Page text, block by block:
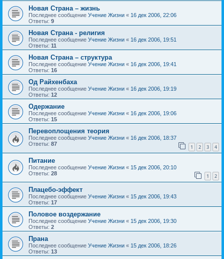
Новая Страна – жизнь
Последнее сообщение Учение Жизни « 16 дек 2006, 22:06
Ответы: 9
Новая Страна - религия
Последнее сообщение Учение Жизни « 16 дек 2006, 19:51
Ответы: 11
Новая Страна – структура
Последнее сообщение Учение Жизни « 16 дек 2006, 19:41
Ответы: 16
Од Райхенбаха
Последнее сообщение Учение Жизни « 16 дек 2006, 19:19
Ответы: 12
Одержание
Последнее сообщение Учение Жизни « 16 дек 2006, 19:06
Ответы: 15
Перевоплощения теория
Последнее сообщение Учение Жизни « 16 дек 2006, 18:37
Ответы: 87 1 2 3 4
Питание
Последнее сообщение Учение Жизни « 15 дек 2006, 20:10
Ответы: 28 1 2
Плацебо-эффект
Последнее сообщение Учение Жизни « 15 дек 2006, 19:43
Ответы: 17
Половое воздержание
Последнее сообщение Учение Жизни « 15 дек 2006, 19:30
Ответы: 2
Прана
Последнее сообщение Учение Жизни « 15 дек 2006, 18:26
Ответы: 13